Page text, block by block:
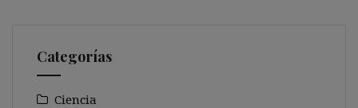
Categorías
Ciencia